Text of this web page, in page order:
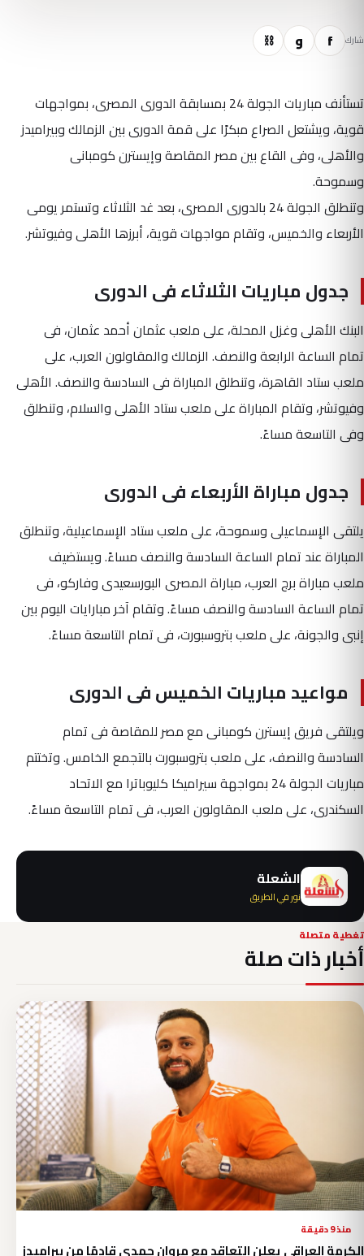
شارك f و ⛓
تستأنف مباريات الجولة 24 بمسابقة الدورى المصرى، بمواجهات
قوية، ويشتعل الصراع مبكرًا على قمة الدورى بين الزمالك وبيراميدز
والأهلى، وفى القاع بين مصر المقاصة وإيسترن كومبانى
وسموحة.
وتنطلق الجولة 24 بالدورى المصرى، بعد غد الثلاثاء وتستمر يومى
الأربعاء والخميس، وتقام مواجهات قوية، أبرزها الأهلى وفيوتشر.
جدول مباريات الثلاثاء فى الدورى
البنك الأهلى وغزل المحلة، على ملعب عثمان أحمد عثمان، فى
تمام الساعة الرابعة والنصف. الزمالك والمقاولون العرب، على
ملعب ستاد القاهرة، وتنطلق المباراة فى السادسة والنصف. الأهلى
وفيوتشر، وتقام المباراة على ملعب ستاد الأهلى والسلام، وتنطلق
وفى التاسعة مساءً.
جدول مباراة الأربعاء فى الدورى
يلتقى الإسماعيلى وسموحة، على ملعب ستاد الإسماعيلية، وتنطلق
المباراة عند تمام الساعة السادسة والنصف مساءً. ويستضيف
ملعب مباراة برج العرب، مباراة المصرى البورسعيدى وفاركو، فى
تمام الساعة السادسة والنصف مساءً. وتقام آخر مبارايات اليوم بين
إنبى والجونة، على ملعب بتروسبورت، فى تمام التاسعة مساءً.
مواعيد مباريات الخميس فى الدورى
ويلتقى فريق إيسترن كومبانى مع مصر للمقاصة فى تمام
السادسة والنصف، على ملعب بتروسبورت بالتجمع الخامس. وتختتم
مباريات الجولة 24 بمواجهة سيراميكا كليوباترا مع الاتحاد
السكندرى، على ملعب المقاولون العرب، فى تمام التاسعة مساءً.
الشعلة
نور في الطريق
تغطية متصلة
أخبار ذات صلة
منذ 9 دقيقة
الكرمة العراقي يعلن التعاقد مع مروان حمدي قادمًا من بيراميدز